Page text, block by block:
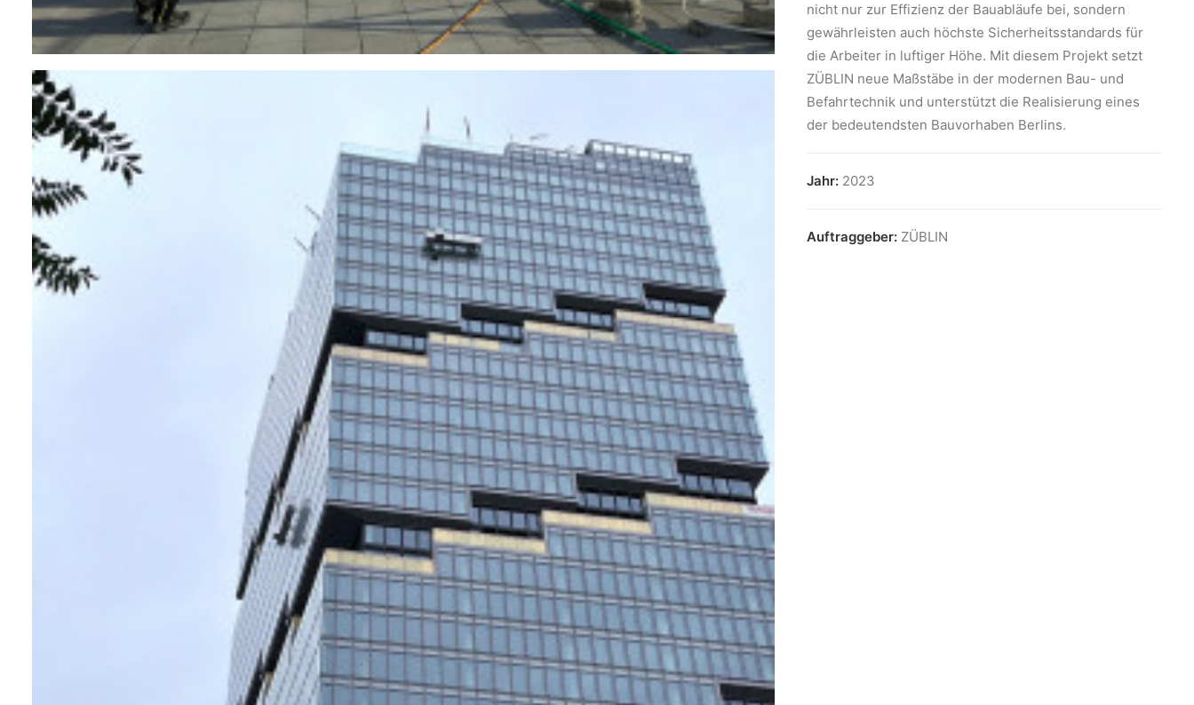
nicht nur zur Effizienz der Bauabläufe bei, sondern
gewährleisten auch höchste Sicherheitsstandards für
die Arbeiter in luftiger Höhe. Mit diesem Projekt setzt
ZÜBLIN neue Maßstäbe in der modernen Bau- und
Befahrtechnik und unterstützt die Realisierung eines
der bedeutendsten Bauvorhaben Berlins.
Jahr: 2023
Auftraggeber: ZÜBLIN